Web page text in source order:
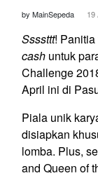
by MainSepeda 19
Ssssttt!
cash untuk
Challenge
April ini di
Piala unik
disiapkan
lomba. Plus,
and Queen of